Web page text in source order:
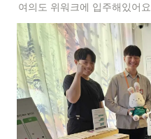
여의도 위워크에 입주해있어요